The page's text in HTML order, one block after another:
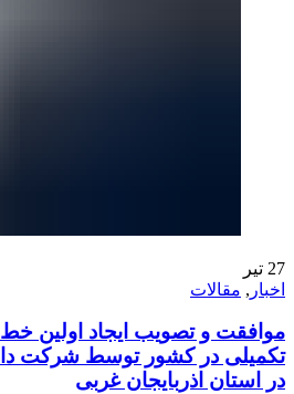
27 تیر
اخبار , مقالات
موافقت و تصویب ایجاد اولین خط
تکمیلی در کشور توسط شرکت
در استان اذربایجان غربی